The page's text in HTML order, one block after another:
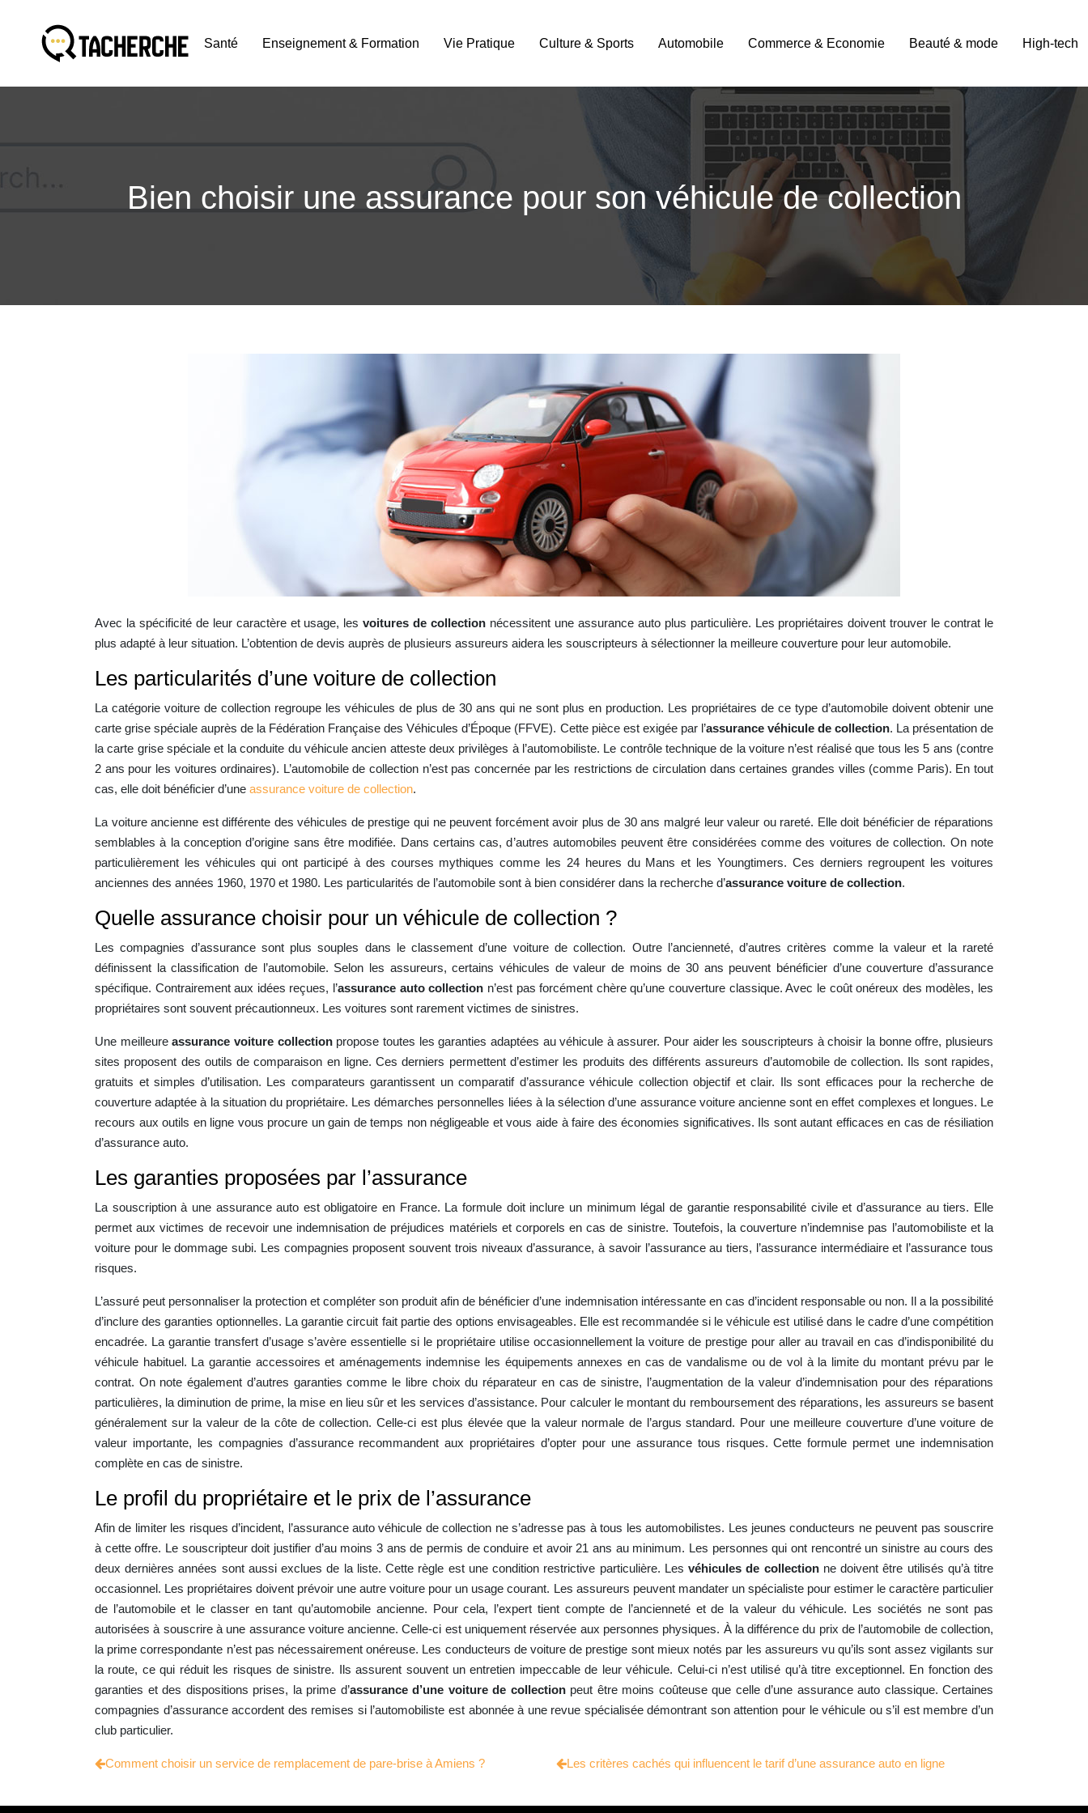
Santé Enseignement & Formation Vie Pratique Culture & Sports Automobile Commerce & Economie Beauté & mode High-tech
Bien choisir une assurance pour son véhicule de collection
Avec la spécificité de leur caractère et usage, lesvoitures de collection nécessitent une assurance auto plus particulière. Les propriétaires doivent trouver le contrat le
plus adapté à leur situation. L’obtention de devis auprès de plusieurs assureurs aidera les souscripteurs à sélectionner la meilleure couverture pour leur automobile.
Les particularités d’une voiture de collection
La catégorie voiture de collection regroupe les véhicules de plus de 30 ans qui ne sont plus en production. Les propriétaires de ce type d’automobile doivent obtenir une
carte grise spéciale auprès de la Fédération Française des Véhicules d’Époque (FFVE). Cette pièce est exigée par l’assurance véhicule de collection. La présentation de
la carte grise spéciale et la conduite du véhicule ancien atteste deux privilèges à l’automobiliste. Le contrôle technique de la voiture n’est réalisé que tous les 5 ans (contre
2 ans pour les voitures ordinaires). L’automobile de collection n’est pas concernée par les restrictions de circulation dans certaines grandes villes (comme Paris). En tout
cas, elle doit bénéficier d’une assurance voiture de collection.
La voiture ancienne est différente des véhicules de prestige qui ne peuvent forcément avoir plus de 30 ans malgré leur valeur ou rareté. Elle doit bénéficier de réparations
semblables à la conception d’origine sans être modifiée. Dans certains cas, d’autres automobiles peuvent être considérées comme des voitures de collection. On note
particulièrement les véhicules qui ont participé à des courses mythiques comme les 24 heures du Mans et les Youngtimers. Ces derniers regroupent les voitures
anciennes des années 1960, 1970 et 1980. Les particularités de l’automobile sont à bien considérer dans la recherche d’assurance voiture de collection.
Quelle assurance choisir pour un véhicule de collection ?
Les compagnies d’assurance sont plus souples dans le classement d’une voiture de collection. Outre l’ancienneté, d’autres critères comme la valeur et la rareté
définissent la classification de l’automobile. Selon les assureurs, certains véhicules de valeur de moins de 30 ans peuvent bénéficier d’une couverture d’assurance
spécifique. Contrairement aux idées reçues, l’assurance auto collection n’est pas forcément chère qu’une couverture classique. Avec le coût onéreux des modèles, les
propriétaires sont souvent précautionneux. Les voitures sont rarement victimes de sinistres.
Une meilleureassurance voiture collectionpropose toutes les garanties adaptées au véhicule à assurer. Pour aider les souscripteurs à choisir la bonne offre, plusieurs
sites proposent des outils de comparaison en ligne. Ces derniers permettent d’estimer les produits des différents assureurs d’automobile de collection. Ils sont rapides,
gratuits et simples d’utilisation. Les comparateurs garantissent un comparatif d’assurance véhicule collection objectif et clair. Ils sont efficaces pour la recherche de
couverture adaptée à la situation du propriétaire. Les démarches personnelles liées à la sélection d’une assurance voiture ancienne sont en effet complexes et longues. Le
recours aux outils en ligne vous procure un gain de temps non négligeable et vous aide à faire des économies significatives. Ils sont autant efficaces en cas de résiliation
d’assurance auto.
Les garanties proposées par l’assurance
La souscription à une assurance auto est obligatoire en France. La formule doit inclure un minimum légal de garantie responsabilité civile et d’assurance au tiers. Elle
permet aux victimes de recevoir une indemnisation de préjudices matériels et corporels en cas de sinistre. Toutefois, la couverture n’indemnise pas l’automobiliste et la
voiture pour le dommage subi. Les compagnies proposent souvent trois niveaux d’assurance, à savoir l’assurance au tiers, l’assurance intermédiaire et l’assurance tous
risques.
L’assuré peut personnaliser la protection et compléter son produit afin de bénéficier d’une indemnisation intéressante en cas d’incident responsable ou non. Il a la possibilité
d’inclure des garanties optionnelles. La garantie circuit fait partie des options envisageables. Elle est recommandée si le véhicule est utilisé dans le cadre d’une compétition
encadrée. La garantie transfert d’usage s’avère essentielle si le propriétaire utilise occasionnellement la voiture de prestige pour aller au travail en cas d’indisponibilité du
véhicule habituel. La garantie accessoires et aménagements indemnise les équipements annexes en cas de vandalisme ou de vol à la limite du montant prévu par le
contrat. On note également d’autres garanties comme le libre choix du réparateur en cas de sinistre, l’augmentation de la valeur d’indemnisation pour des réparations
particulières, la diminution de prime, la mise en lieu sûr et les services d’assistance. Pour calculer le montant du remboursement des réparations, les assureurs se basent
généralement sur la valeur de la côte de collection. Celle-ci est plus élevée que la valeur normale de l’argus standard. Pour une meilleure couverture d’une voiture de
valeur importante, les compagnies d’assurance recommandent aux propriétaires d’opter pour une assurance tous risques. Cette formule permet une indemnisation
complète en cas de sinistre.
Le profil du propriétaire et le prix de l’assurance
Afin de limiter les risques d’incident, l’assurance auto véhicule de collection ne s’adresse pas à tous les automobilistes. Les jeunes conducteurs ne peuvent pas souscrire
à cette offre. Le souscripteur doit justifier d’au moins 3 ans de permis de conduire et avoir 21 ans au minimum. Les personnes qui ont rencontré un sinistre au cours des
deux dernières années sont aussi exclues de la liste. Cette règle est une condition restrictive particulière. Lesvéhicules de collectionne doivent être utilisés qu’à titre
occasionnel. Les propriétaires doivent prévoir une autre voiture pour un usage courant. Les assureurs peuvent mandater un spécialiste pour estimer le caractère particulier
de l’automobile et le classer en tant qu’automobile ancienne. Pour cela, l’expert tient compte de l’ancienneté et de la valeur du véhicule. Les sociétés ne sont pas
autorisées à souscrire à une assurance voiture ancienne. Celle-ci est uniquement réservée aux personnes physiques. À la différence du prix de l’automobile de collection,
la prime correspondante n’est pas nécessairement onéreuse. Les conducteurs de voiture de prestige sont mieux notés par les assureurs vu qu’ils sont assez vigilants sur
la route, ce qui réduit les risques de sinistre. Ils assurent souvent un entretien impeccable de leur véhicule. Celui-ci n’est utilisé qu’à titre exceptionnel. En fonction des
garanties et des dispositions prises, la prime d’assurance d’une voiture de collectionpeut être moins coûteuse que celle d’une assurance auto classique. Certaines
compagnies d’assurance accordent des remises si l’automobiliste est abonnée à une revue spécialisée démontrant son attention pour le véhicule ou s’il est membre d’un
club particulier.
Comment choisir un service de remplacement de pare-brise à Amiens ? Les critères cachés qui influencent le tarif d’une assurance auto en ligne